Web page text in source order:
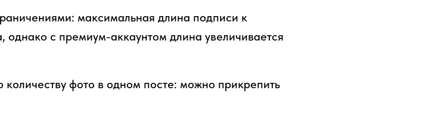
максимальная длина подписи к
с премиум-аккаунтом длина увеличивается
количеству фото в одном посте: можно прикрепить